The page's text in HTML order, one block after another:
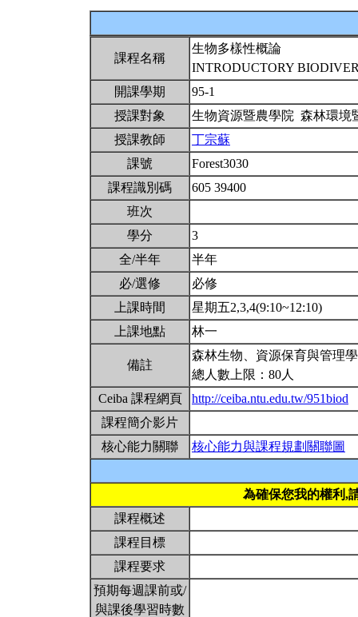
課程名稱
生物多樣性概論
INTRODUCTORY
開課學期
95-1
授課對象
生物資源暨農學院 森林環
授課教師
丁宗蘇
課號
Forest3030
課程識別碼
605 39400
班次
學分
3
全/半年
半年
必/選修
必修
上課時間
星期五2,3,4(9:10~12:10)
上課地點
林一
備註
森林生物、資源保育與管理
總人數上限：80人
Ceiba 課程網頁
http://ceiba.ntu.edu.tw/951biod
課程簡介影片
核心能力關聯
核心能力與課程規劃關聯圖
為確保您我的權利,
課程概述
課程目標
課程要求
預期每週課前或/
與課後學習時數